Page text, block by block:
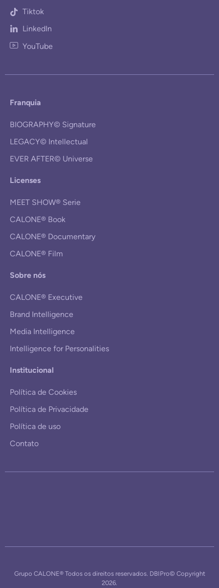
Tiktok
LinkedIn
YouTube
Franquia
BIOGRAPHY© Signature
LEGACY© Intellectual
EVER AFTER© Universe
Licenses
MEET SHOW® Serie
CALONE® Book
CALONE® Documentary
CALONE® Film
Sobre nós
CALONE® Executive
Brand Intelligence
Media Intelligence
Intelligence for Personalities
Institucional
Política de Cookies
Política de Privacidade
Política de uso
Contato
Grupo CALONE® Todos os direitos reservados. DBIPro© Copyright
2026.